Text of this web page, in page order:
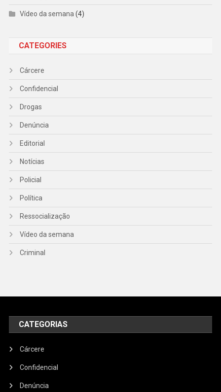
Vídeo da semana (4)
CATEGORIES
Cárcere
Confidencial
Drogas
Denúncia
Editorial
Notícias
Policial
Política
Ressocialização
Vídeo da semana
Criminal
CATEGORIAS
Cárcere
Confidencial
Denúncia